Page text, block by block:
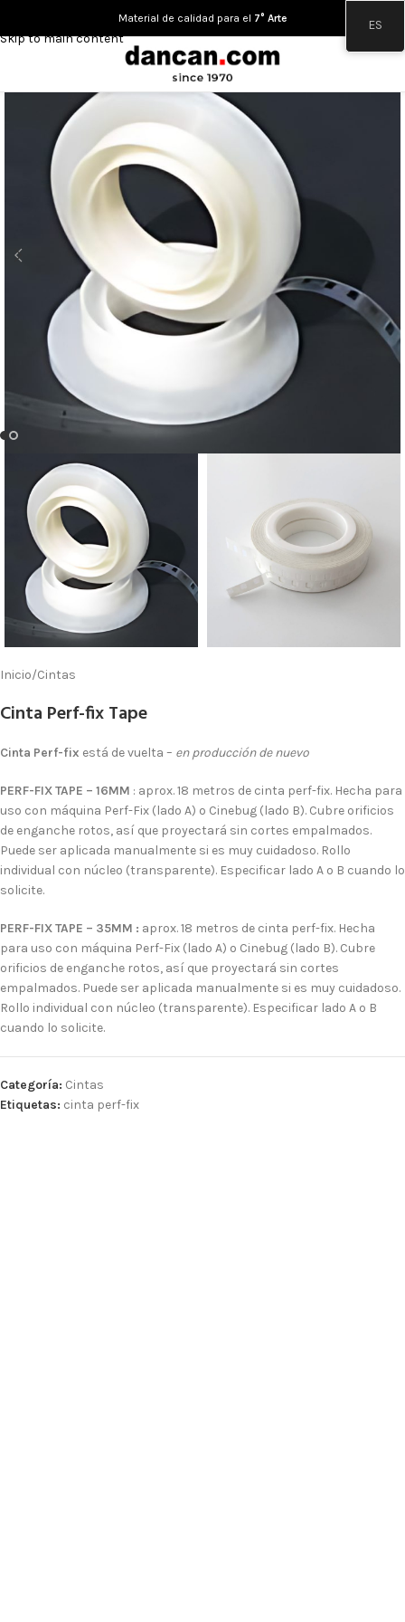
Skip to main content
Material de calidad para el 7° Arte
Inicio/Cintas
Cinta Perf-fix Tape
Cinta Perf-fix está de vuelta – en producción de nuevo
PERF-FIX TAPE – 16MM : aprox. 18 metros de cinta perf-fix. Hecha para
uso con máquina Perf-Fix (lado A) o Cinebug (lado B). Cubre orificios
de enganche rotos, así que proyectará sin cortes empalmados.
Puede ser aplicada manualmente si es muy cuidadoso. Rollo
individual con núcleo (transparente). Especificar lado A o B cuando lo
solicite.
PERF-FIX TAPE – 35MM : aprox. 18 metros de cinta perf-fix. Hecha
para uso con máquina Perf-Fix (lado A) o Cinebug (lado B). Cubre
orificios de enganche rotos, así que proyectará sin cortes
empalmados. Puede ser aplicada manualmente si es muy cuidadoso.
Rollo individual con núcleo (transparente). Especificar lado A o B
cuando lo solicite.
Categoría: Cintas
Etiquetas: cinta perf-fix
ES